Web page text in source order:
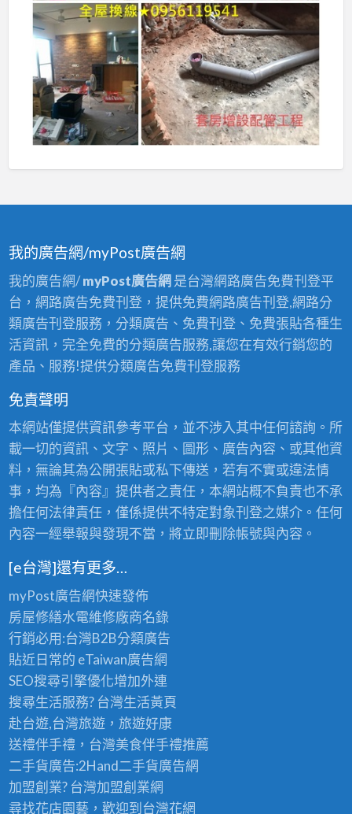
我的廣告網/myPost廣告網
我的廣告網/myPost廣告網是台灣網路廣告免費刊登平
台，網路廣告免費刊登，提供免費網路廣告刊登,網路分
類廣告刊登服務，分類廣告、免費刊登、免費張貼各種生
活資訊，完全免費的分類廣告服務,讓您在有效行銷您的
產品、服務!提供分類廣告免費刊登服務
免責聲明
本網站僅提供資訊參考平台，並不涉入其中任何諮詢。所
載一切的資訊、文字、照片、圖形、廣告內容、或其他資
料，無論其為公開張貼或私下傳送，若有不實或違法情
事，均為『內容』提供者之責任，本網站概不負責也不承
擔任何法律責任，僅係提供不特定對象刊登之媒介。任何
內容一經舉報與發現不當，將立即刪除帳號與內容。
[e台灣]還有更多…
myPost廣告網快速發佈
房屋修繕水電維修廠商名錄
行銷必用:台灣B2B分類廣告
貼近日常的 eTaiwan廣告網
SEO搜尋引擎優化增加外連
搜尋生活服務? 台灣生活黃頁
赴台遊,台灣旅遊，旅遊好康
送禮伴手禮，台灣美食伴手禮推薦
二手貨廣告:2Hand二手貨廣告網
加盟創業? 台灣加盟創業網
尋找花店園藝，歡迎到台灣花網